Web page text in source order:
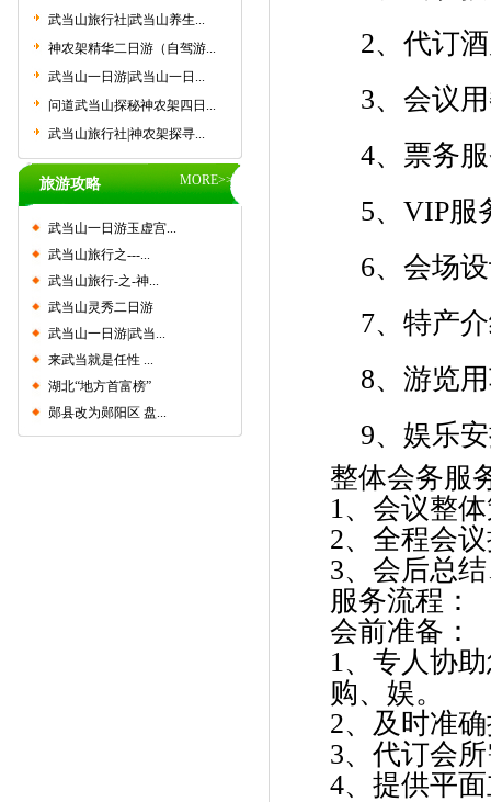
武当山旅行社|武当山养生...
神农架精华二日游（自驾游...
武当山一日游|武当山一日...
问道武当山探秘神农架四日...
武当山旅行社|神农架探寻...
旅游攻略 MORE>>
武当山一日游玉虚宫...
武当山旅行之---...
武当山旅行-之-神...
武当山灵秀二日游
武当山一日游|武当...
来武当就是任性 ...
湖北“地方首富榜”
郧县改为郧阳区 盘...
2、代订
3、会议
4、票务
5、VIP服
6、会场
7、特产
8、游览
9、娱乐
整体会务服
1、会议整
2、全程会
3、会后总
服务流程：
会前准备：
1、专人协
购、娱。
2、及时准
3、代订会
4、提供平